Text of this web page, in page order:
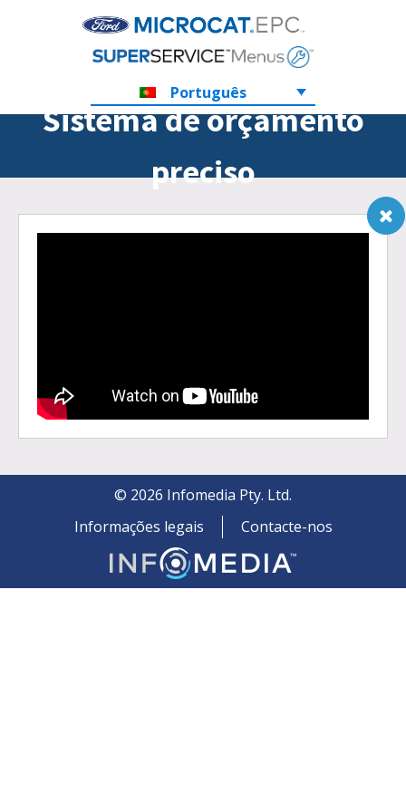
Português
Sistema de orçamento
preciso
© 2026 Infomedia Pty. Ltd.
Informações legais
Contacte-nos